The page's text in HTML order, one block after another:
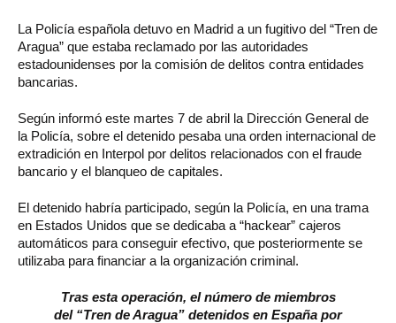
La Policía española detuvo en Madrid a un fugitivo del “Tren de
Aragua” que estaba reclamado por las autoridades
estadounidenses por la comisión de delitos contra entidades
bancarias.
Según informó este martes 7 de abril la Dirección General de
la Policía, sobre el detenido pesaba una orden internacional de
extradición en Interpol por delitos relacionados con el fraude
bancario y el blanqueo de capitales.
El detenido habría participado, según la Policía, en una trama
en Estados Unidos que se dedicaba a “hackear” cajeros
automáticos para conseguir efectivo, que posteriormente se
utilizaba para financiar a la organización criminal.
Tras esta operación, el número de miembros
del “Tren de Aragua” detenidos en España por